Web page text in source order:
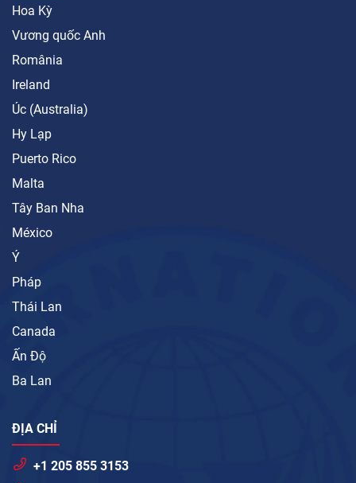
Hoa Kỳ
Vương quốc Anh
România
Ireland
Úc (Australia)
Hy Lạp
Puerto Rico
Malta
Tây Ban Nha
México
Ý
Pháp
Thái Lan
Canada
Ấn Độ
Ba Lan
ĐỊA CHỈ
+1 205 855 3153